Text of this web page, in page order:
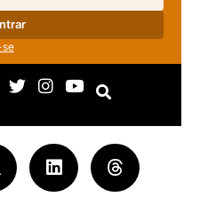
se